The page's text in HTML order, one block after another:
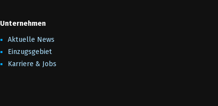
Unternehmen
Aktuelle News
Einzugsgebiet
Karriere & Jobs